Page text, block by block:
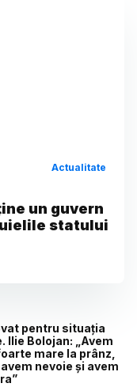
Actualitate
un guvern
statului
pentru situația
Ilie Bolojan: „Avem
mare la prânz,
nevoie și avem